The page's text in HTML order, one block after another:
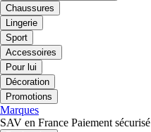
Chaussures
Lingerie
Sport
Accessoires
Pour lui
Décoration
Promotions
Marques
SAV en France Paiement sécurisé